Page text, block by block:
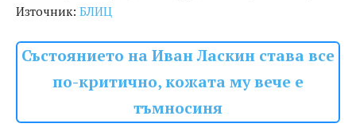
Източник: БЛИЦ
Състоянието на Иван Ласкин става все
по-критично, кожата му вече е
тъмносиня